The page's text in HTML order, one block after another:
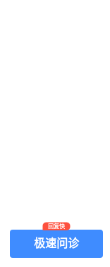
网
极速问诊
回复快